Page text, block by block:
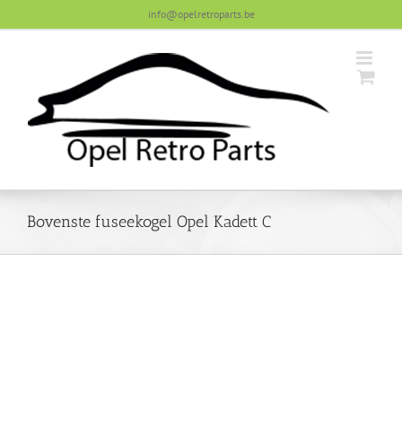
info@opelretroparts.be
Bovenste fuseekogel Opel Kadett C